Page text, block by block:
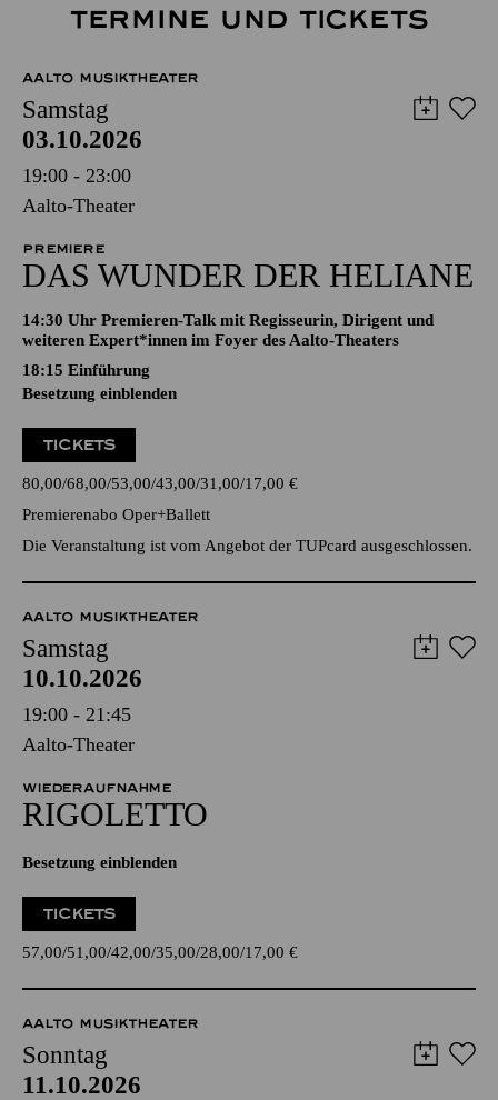
TERMINE UND TICKETS
AALTO MUSIKTHEATER
Samstag
03.10.2026
19:00 - 23:00
Aalto-Theater
PREMIERE
DAS WUNDER DER HELIANE
14:30 Uhr Premieren-Talk mit Regisseurin, Dirigent und
weiteren Expert*innen im Foyer des Aalto-Theaters
18:15 Einführung
Besetzung einblenden
TICKETS
80,00 68,00 53,00 43,00 31,00 17,00 €
Premierenabo Oper+Ballett
Die Veranstaltung ist vom Angebot der TUPcard ausgeschlossen.
AALTO MUSIKTHEATER
Samstag
10.10.2026
19:00 - 21:45
Aalto-Theater
WIEDERAUFNAHME
RIGO­LETTO
Besetzung einblenden
TICKETS
57,00 51,00 42,00 35,00 28,00 17,00 €
AALTO MUSIKTHEATER
Sonntag
11.10.2026